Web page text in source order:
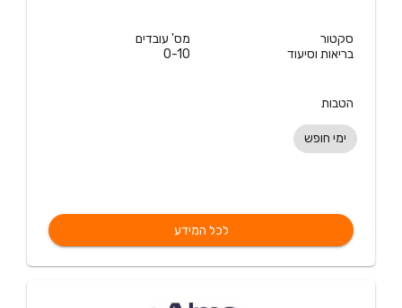
סקטור
בריאות וסיעוד
מס' עובדים
0-10
הטבות
ימי חופש
לכל המידע